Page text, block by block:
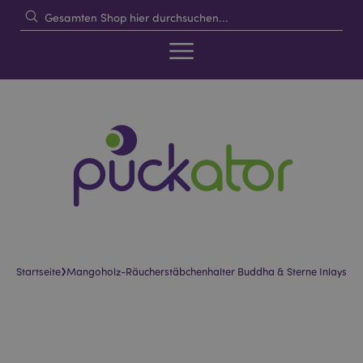
Startseite›Mangoholz-Räucherstäbchenhalter Buddha & Sterne Inlays